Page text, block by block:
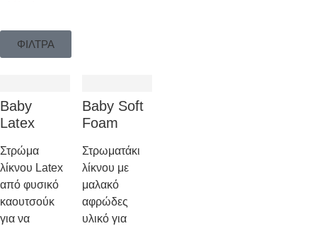
ΦΙΛΤΡΑ
Baby
Latex
Στρώμα
λίκνου Latex
από φυσικό
καουτσούκ
για να
Baby Soft
Foam
Στρωματάκι
λίκνου με
μαλακό
αφρώδες
υλικό για